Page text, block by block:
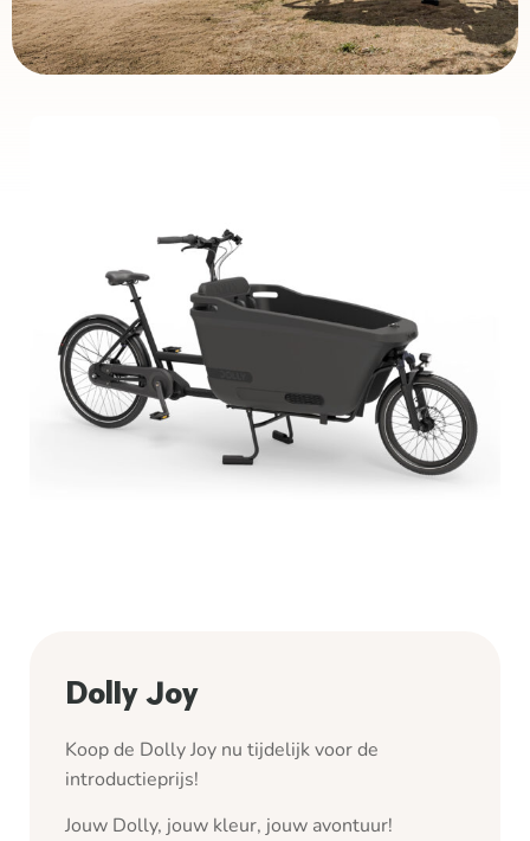
Dolly Joy
Koop de Dolly Joy nu tijdelijk voor de
introductieprijs!
Jouw Dolly, jouw kleur, jouw avontuur!